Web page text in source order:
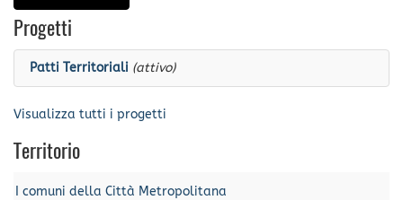
Progetti
Patti Territoriali (attivo)
Visualizza tutti i progetti
Territorio
I comuni della Città Metropolitana